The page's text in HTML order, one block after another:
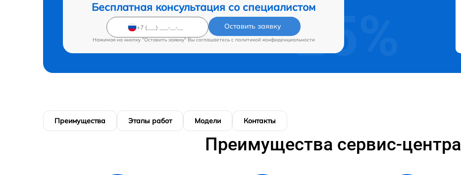
Бесплатная консультация со специалистом
Оставить заявку
Нажимая на кнопку "Оставить заявку" Вы соглашаетесь c политикой конфиденциальности
Преимущества Этапы работ Модели Контакты
Преимущества сервис-центра